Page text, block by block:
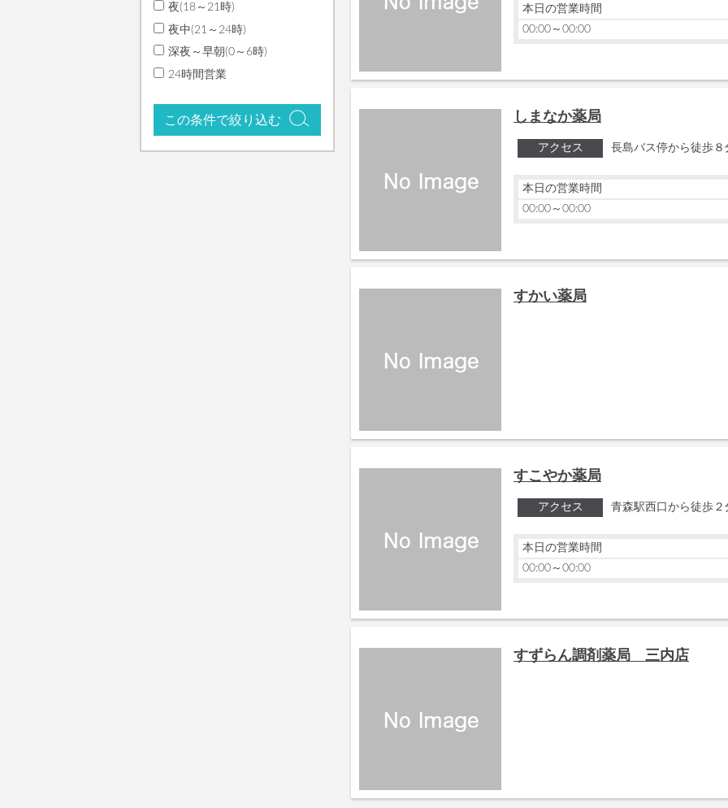
夜(18～21時)
夜中(21～24時)
深夜～早朝(0～6時)
24時間営業
この条件で絞り込む
本日の営業時間
00:00～00:00
しまなか薬局
アクセス 長島バス停から徒歩８
本日の営業時間
00:00～00:00
すかい薬局
すこやか薬局
アクセス 青森駅西口から徒歩２
本日の営業時間
00:00～00:00
すずらん調剤薬局 三内店